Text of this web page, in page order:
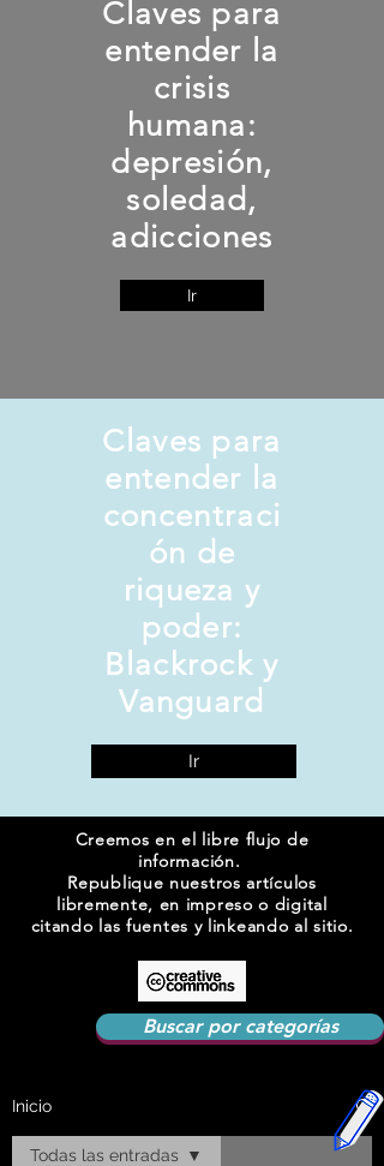
Claves para
entender la
crisis
humana:
depresión,
soledad,
adicciones
Ir
Claves para
entender la
concentraci
ón de
riqueza y
poder:
Blackrock y
Vanguard
Ir
Creemos en el libre flujo de
información.
Republique nuestros artículos
libremente, en impreso o digital
citando las fuentes y linkeando al sitio.
Buscar por categorías
Inicio
Todas las entradas